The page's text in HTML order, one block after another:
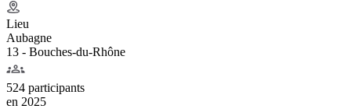
Lieu
Aubagne
13 - Bouches-du-Rhône
524 participants
en 2025